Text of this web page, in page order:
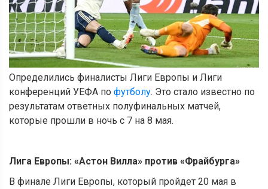
Определились финалисты Лиги Европы и Лиги
конференций УЕФА по футболу. Это стало известно по
результатам ответных полуфинальных матчей,
которые прошли в ночь с 7 на 8 мая.
Лига Европы: «Астон Вилла» против «Фрайбурга»
В финале Лиги Европы, который пройдет 20 мая в